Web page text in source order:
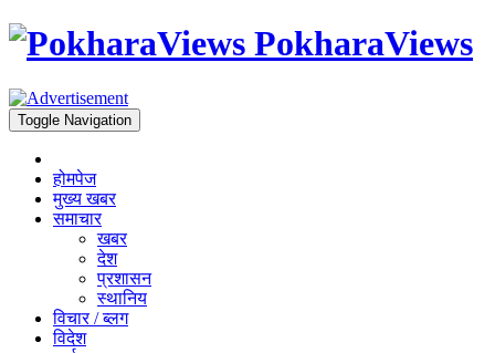
PokharaViews
Toggle Navigation
होमपेज
मुख्य खबर
समाचार
खबर
देश
प्रशासन
स्थानिय
विचार / ब्लग
विदेश